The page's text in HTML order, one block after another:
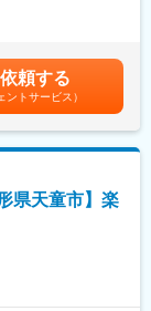
み
ーパーバイザー）
。
チームワークを
徴です。店舗目標
。チーム全体で達
後輩育成への貢
します。数字だけ
長に昇格した例
頼する
ントサービス）
県天童市】楽